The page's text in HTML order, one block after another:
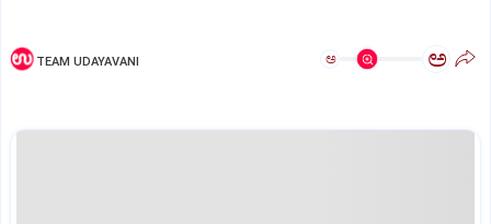
TEAM UDAYAVANI ಅ ಅ